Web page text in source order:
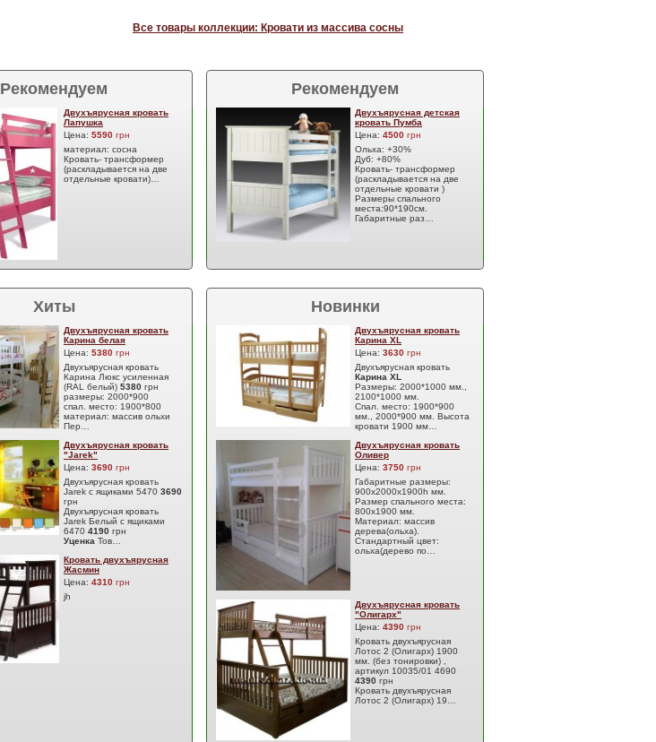
Все товары коллекции: Кровати из массива сосны
Рекомендуем Рекомендуем
Двухъярусная кровать
Лапушка
Цена: 5590 грн
материал: сосна
Кровать- трансформер
(раскладывается на две
отдельные кровати)…
Двухъярусная детская
кровать Пумба
Цена: 4500 грн
Ольха: +30%
Дуб: +80%
Кровать- трансформер
(раскладывается на две
отдельные кровати )
Размеры спального
места:90*190см.
Габаритные раз…
Хиты Новинки
Двухъярусная кровать
Карина белая
Цена: 5380 грн
Двухъярусная кровать
Карина Люкс усиленная
(RAL белый) 5380 грн
размеры: 2000*900
спал. место: 1900*800
материал: массив ольхи
Пер…
Двухъярусная кровать
"Jarek"
Цена: 3690 грн
Двухъярусная кровать
Jarek с ящиками 5470 3690
грн
Двухъярусная кровать
Jarek Белый с ящиками
6470 4190 грн
Уценка Тов…
Кровать двухъярусная
Жасмин
Цена: 4310 грн
jh
Двухъярусная кровать
Карина XL
Цена: 3630 грн
Двухъярусная кровать
Карина XL
Размеры: 2000*1000 мм.,
2100*1000 мм.
Спал. место: 1900*900
мм., 2000*900 мм. Высота
кровати 1900 мм…
Двухъярусная кровать
Оливер
Цена: 3750 грн
Габаритные размеры:
900х2000х1900h мм.
Размер спального места:
800х1900 мм.
Материал: массив
дерева(ольха).
Стандартный цвет:
ольха(дерево по…
Двухъярусная кровать
"Олигарх"
Цена: 4390 грн
Кровать двухъярусная
Лотос 2 (Олигарх) 1900
мм. (без тонировки) ,
артикул 10035/01 4690
4390 грн
Кровать двухъярусная
Лотос 2 (Олигарх) 19…